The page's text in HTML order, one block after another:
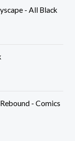
- All Black
- Comics